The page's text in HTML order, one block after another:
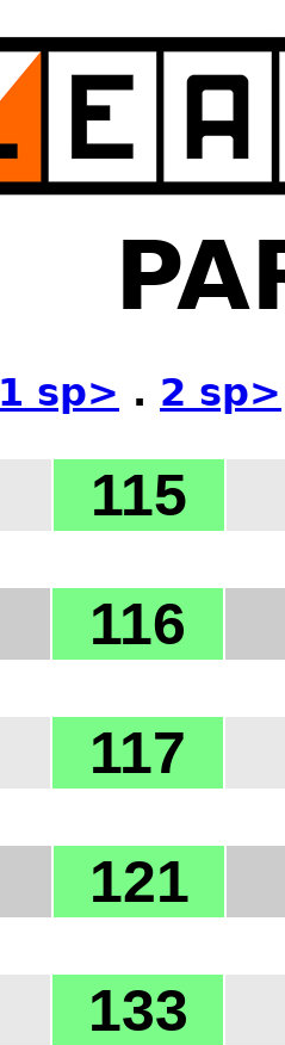
1 sp> . 2 sp>
115
116
117
121
133